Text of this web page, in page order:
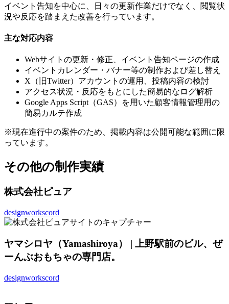
イベント告知を中心に、日々の更新作業だけでなく、閲覧状
況や反応を踏まえた改善を行っています。
主な対応内容
Webサイトの更新・修正、イベント告知ページの作成
イベントカレンダー・バナー等の制作および差し替え
X（旧Twitter）アカウントの運用、投稿内容の検討
アクセス状況・反応をもとにした簡易的なログ解析
Google Apps Script（GAS）を用いた顧客情報管理用の
簡易カルテ作成
※現在進行中の案件のため、掲載内容は公開可能な範囲に限
っています。
その他の制作実績
株式会社ピュア
designworkscord
ヤマシロヤ（Yamashiroya） | 上野駅前のビル、ぜ
ーんぶおもちゃの専門店。
designworkscord